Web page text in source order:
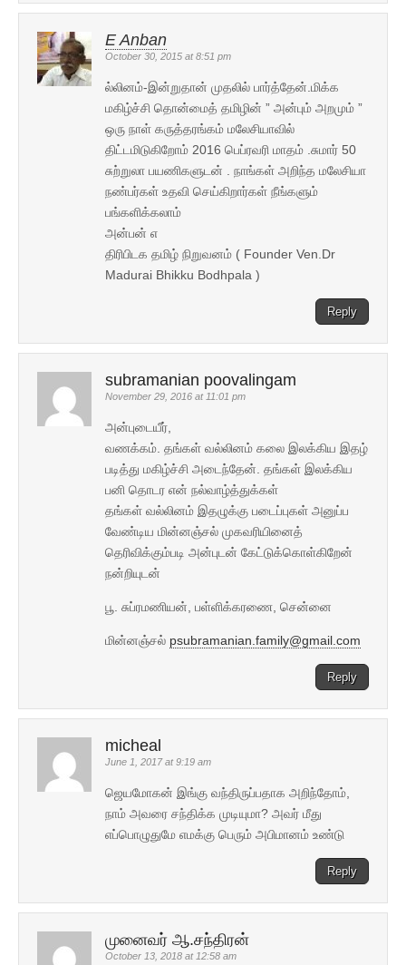
E Anban
October 30, 2015 at 8:51 pm
ல்லினம்-இன்றுதான் முதலில் பார்த்தேன்.மிக்க
மகிழ்ச்சி தொன்மைத் தமிழின் ” அன்பும் அறமும் ”
ஒரு நாள் கருத்தரங்கம் மலேசியாவில்
திட்டமிடுகிறோம் 2016 பெப்ரவரி மாதம் .சுமார் 50
சுற்றுலா பயணிகளுடன் . நாங்கள் அறிந்த மலேசியா
நண்பர்கள் உதவி செய்கிறார்கள் நீங்களும்
பங்களிக்கலாம்
அன்பன் எ
திரிபிடக தமிழ் நிறுவனம் ( Founder Ven.Dr
Madurai Bhikku Bodhpala )
Reply
subramanian poovalingam
November 29, 2016 at 11:01 pm
அன்புடையீர்,
வணக்கம். தங்கள் வல்லினம் கலை இலக்கிய இதழ்
படித்து மகிழ்ச்சி அடைந்தேன். தங்கள் இலக்கிய
பனி தொடர என் நல்வாழ்த்துக்கள்
தங்கள் வல்லினம் இதழுக்கு படைப்புகள் அனுப்ப
வேண்டிய மின்னஞ்சல் முகவரியினைத்
தெரிவிக்கும்படி அன்புடன் கேட்டுக்கொள்கிறேன்
நன்றியுடன்
பூ. சுப்ரமணியன், பள்ளிக்கரணை, சென்னை
மின்னஞ்சல் psubramanian.family@gmail.com
Reply
micheal
June 1, 2017 at 9:19 am
ஜெயமோகன் இங்கு வந்திருப்பதாக அறிந்தோம்,
நாம் அவரை சந்திக்க முடியுமா? அவர் மீது
எப்பொழுதுமே எமக்கு பெரும் அபிமானம் உண்டு
Reply
முனைவர் ஆ.சந்திரன்
October 13, 2018 at 12:58 am